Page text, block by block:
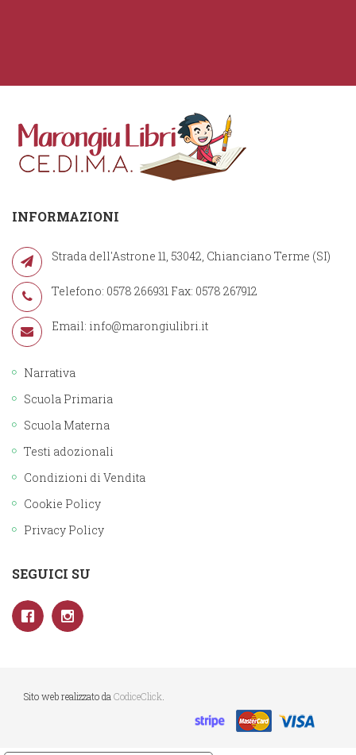
INFORMAZIONI
Strada dell'Astrone 11, 53042, Chianciano Terme (SI)
Telefono: 0578 266931 Fax: 0578 267912
Email: info@marongiulibri.it
Narrativa
Scuola Primaria
Scuola Materna
Testi adozionali
Condizioni di Vendita
Cookie Policy
Privacy Policy
SEGUICI SU
Sito web realizzato da CodiceClick